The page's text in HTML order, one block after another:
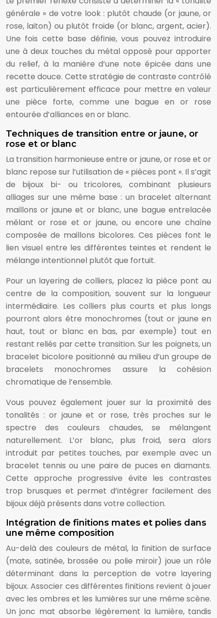
générale » de votre look : plutôt chaude (or jaune, or
rose, laiton) ou plutôt froide (or blanc, argent, acier).
Une fois cette base définie, vous pouvez introduire
une à deux touches du métal opposé pour apporter
du relief, à la manière d’une note épicée dans une
recette douce. Cette stratégie de contraste contrôlé
est particulièrement efficace pour mettre en valeur
une pièce forte, comme une bague en or rose
entourée d’alliances en or blanc.
Techniques de transition entre or jaune, or
rose et or blanc
La transition harmonieuse entre or jaune, or rose et or
blanc repose sur l’utilisation de « pièces pont ». Il s’agit
de bijoux bi- ou tricolores, combinant plusieurs
alliages sur une même base : un bracelet alternant
maillons or jaune et or blanc, une bague entrelacée
mêlant or rose et or jaune, ou encore une chaîne
composée de maillons bicolores. Ces pièces font le
lien visuel entre les différentes teintes et rendent le
mélange intentionnel plutôt que fortuit.
Pour un layering de colliers, placez la pièce pont au
centre de la composition, souvent sur la longueur
intermédiaire. Les colliers plus courts et plus longs
pourront alors être monochromes (tout or jaune en
haut, tout or blanc en bas, par exemple) tout en
restant reliés par cette transition. Sur les poignets, un
bracelet bicolore positionné au milieu d’un groupe de
bracelets monochromes assure la cohésion
chromatique de l’ensemble.
Vous pouvez également jouer sur la proximité des
tonalités : or jaune et or rose, très proches sur le
spectre des couleurs chaudes, se mélangent
naturellement. L’or blanc, plus froid, sera alors
introduit par petites touches, par exemple avec un
bracelet tennis ou une paire de puces en diamants.
Cette approche progressive évite les contrastes
trop brusques et permet d’intégrer facilement des
bijoux déjà présents dans votre collection.
Intégration de finitions mates et polies dans
une même composition
Au-delà des couleurs de métal, la finition de surface
(mate, satinée, brossée ou polie miroir) joue un rôle
déterminant dans la perception de votre layering
bijoux. Associer ces différentes finitions revient à jouer
avec les ombres et les lumières sur une même scène.
Un jonc mat absorbe légèrement la lumière, tandis